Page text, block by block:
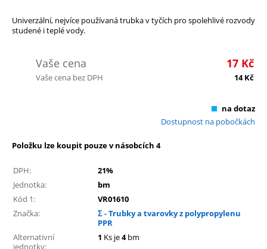
Univerzální, nejvíce používaná trubka v tyčích pro spolehlivé rozvody
studené i teplé vody.
Vaše cena 17 Kč
Vaše cena bez DPH 14Kč
na dotaz
Dostupnost na pobočkách
Položku lze koupit pouze v násobcích 4
DPH:
21%
Jednotka:
bm
Kód 1:
VR01610
Značka:
Σ - Trubky a tvarovky z polypropylenu
PPR
Alternativní
jednotky:
1 Ks je4bm